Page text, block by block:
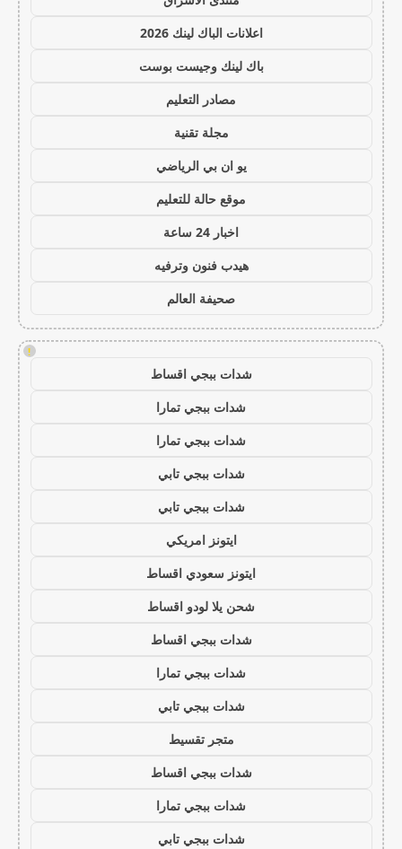
اعلانات الباك لينك 2026
باك لينك وجيست بوست
مصادر التعليم
مجلة تقنية
يو ان بي الرياضي
موقع حالة للتعليم
اخبار 24 ساعة
هيدب فنون وترفيه
صحيفة العالم
!
شدات ببجي اقساط
شدات ببجي تمارا
شدات ببجي تمارا
شدات ببجي تابي
شدات ببجي تابي
ايتونز امريكي
ايتونز سعودي اقساط
شحن يلا لودو اقساط
شدات ببجي اقساط
شدات ببجي تمارا
شدات ببجي تابي
متجر تقسيط
شدات ببجي اقساط
شدات ببجي تمارا
شدات ببجي تابي